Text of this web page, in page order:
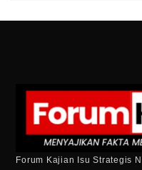
Forum Kajian Isu Strategis